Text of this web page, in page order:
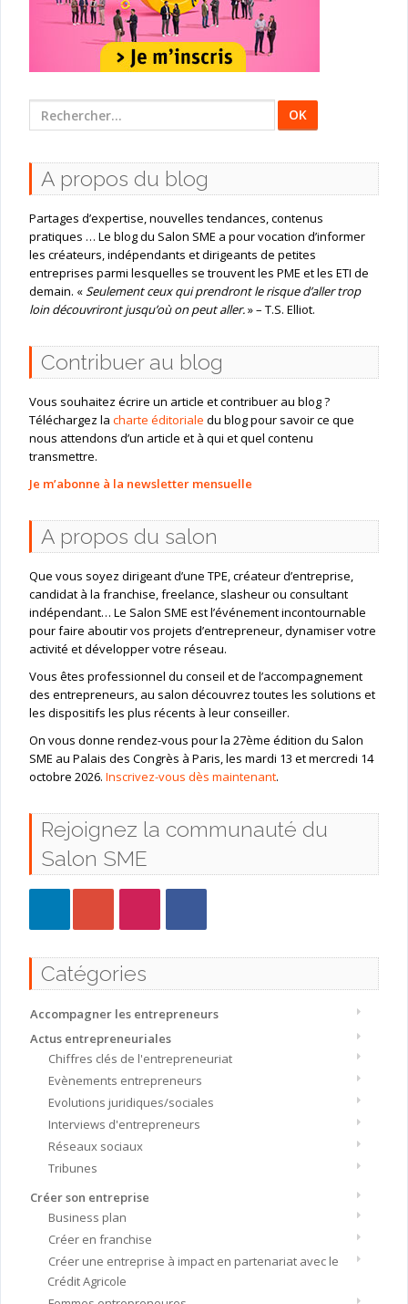
Rechercher
:
A propos du blog
Partages d’expertise, nouvelles tendances, contenus
pratiques … Le blog du Salon SME a pour vocation d’informer
les créateurs, indépendants et dirigeants de petites
entreprises parmi lesquelles se trouvent les PME et les ETI de
demain. «Seulement ceux qui prendront le risque d’aller trop
loin découvriront jusqu’où on peut aller.» – T.S. Elliot.
Contribuer au blog
Vous souhaitez écrire un article et contribuer au blog ?
Téléchargez la charte éditoriale du blog pour savoir ce que
nous attendons d’un article et à qui et quel contenu
transmettre.
Je m’abonne à la newsletter mensuelle
A propos du salon
Que vous soyez dirigeant d’une TPE, créateur d’entreprise,
candidat à la franchise, freelance, slasheur ou consultant
indépendant… Le Salon SME est l’événement incontournable
pour faire aboutir vos projets d’entrepreneur, dynamiser votre
activité et développer votre réseau.
Vous êtes professionnel du conseil et de l’accompagnement
des entrepreneurs, au salon découvrez toutes les solutions et
les dispositifs les plus récents à leur conseiller.
On vous donne rendez-vous pour la 27ème édition du Salon
SME au Palais des Congrès à Paris, les mardi 13 et mercredi 14
octobre 2026. Inscrivez-vous dès maintenant.
Rejoignez la communauté du
Salon SME
Catégories
Accompagner les entrepreneurs
Actus entrepreneuriales
Chiffres clés de l'entrepreneuriat
Evènements entrepreneurs
Evolutions juridiques/sociales
Interviews d'entrepreneurs
Réseaux sociaux
Tribunes
Créer son entreprise
Business plan
Créer en franchise
Créer une entreprise à impact en partenariat avec le
Crédit Agricole